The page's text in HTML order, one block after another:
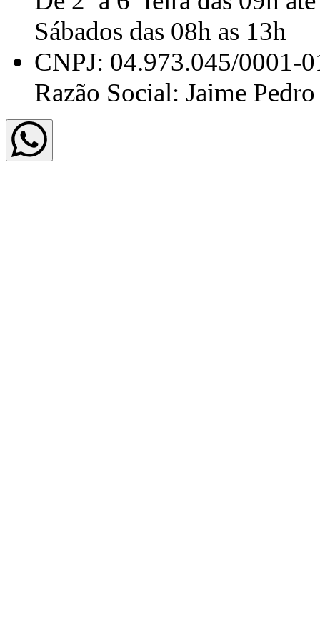
Sábados das 08h as 13h
CNPJ: 04.973.045/0001-
Razão Social: Jaime